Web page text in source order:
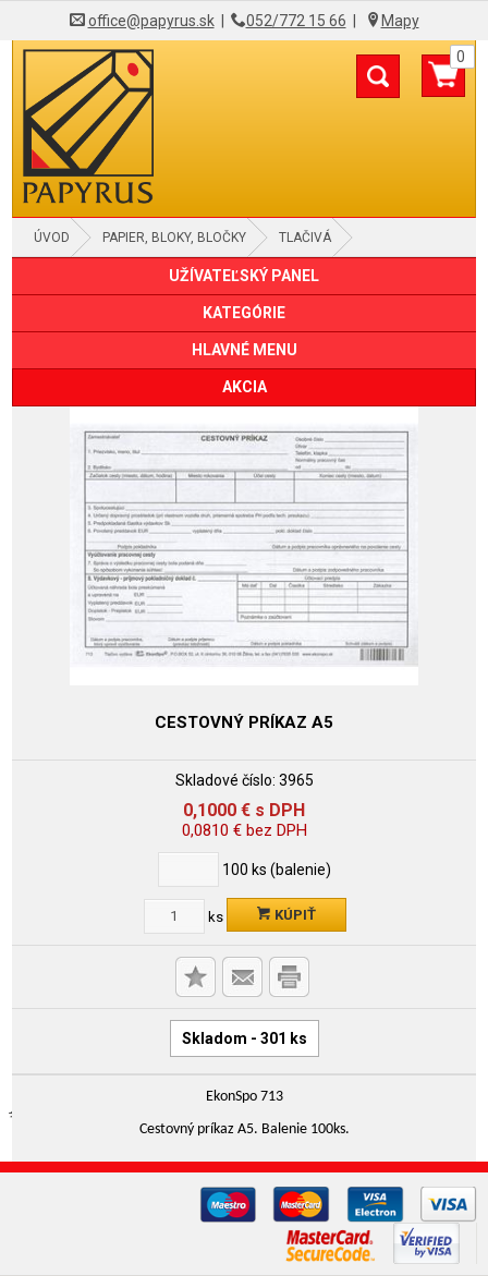
office@papyrus.sk| 052/772 15 66 Mapy
0
ÚVOD PAPIER, BLOKY, BLOČKY TLAČIVÁ
UŽÍVATEĽSKÝ PANEL
KATEGÓRIE
HLAVNÉ MENU
AKCIA
CESTOVNÝ PRÍKAZ A5
Skladové číslo: 3965
0,1000 € s DPH
0,0810 €bez DPH
100 ks (balenie)
ks KÚPIŤ
Skladom - 301 ks
EkonSpo 713
Cestovný príkaz A5. Balenie 100ks.